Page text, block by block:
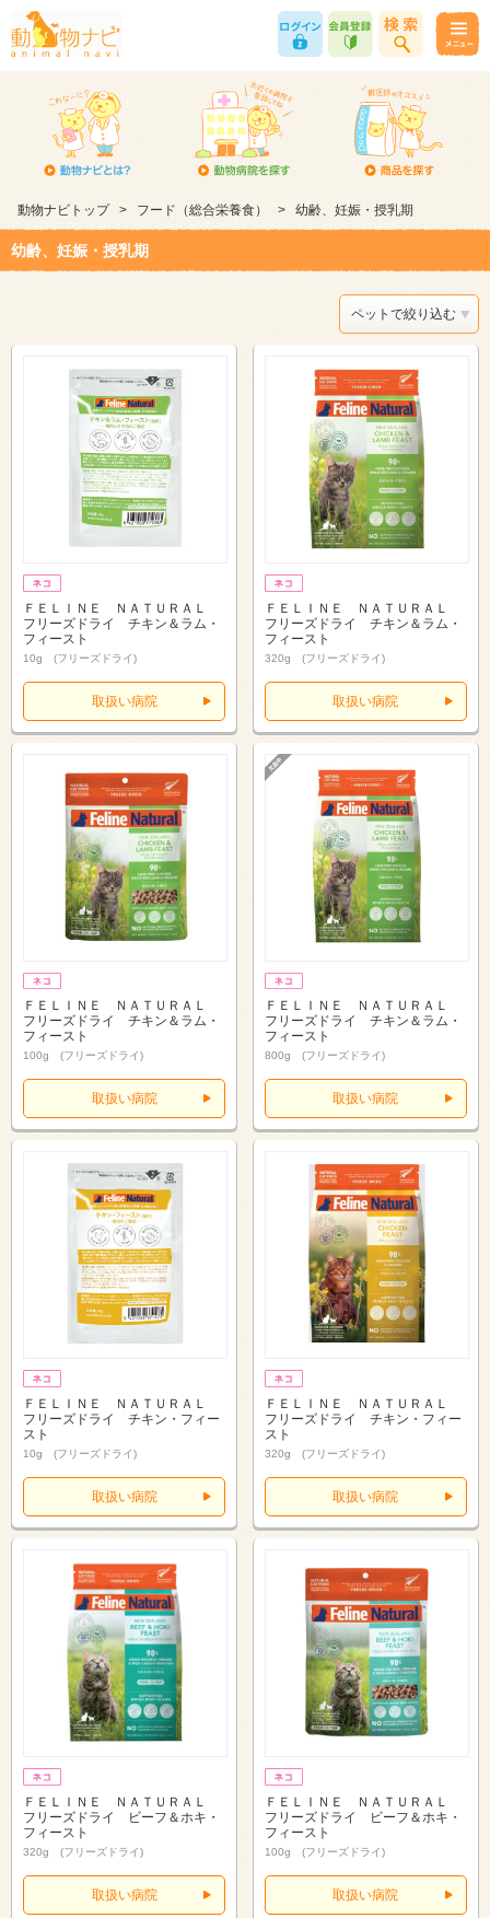
動物ナビトップ > フード（総合栄養食） > 幼齢、妊娠・授乳期
幼齢、妊娠・授乳期
ペットで絞り込む
ＦＥＬＩＮＥ ＮＡＴＵＲＡＬ
フリーズドライ チキン＆ラム・
フィースト
10g (フリーズドライ)
取扱い病院
ＦＥＬＩＮＥ ＮＡＴＵＲＡＬ
フリーズドライ チキン＆ラム・
フィースト
320g (フリーズドライ)
取扱い病院
ＦＥＬＩＮＥ ＮＡＴＵＲＡＬ
フリーズドライ チキン＆ラム・
フィースト
100g (フリーズドライ)
取扱い病院
ＦＥＬＩＮＥ ＮＡＴＵＲＡＬ
フリーズドライ チキン＆ラム・
フィースト
800g (フリーズドライ)
取扱い病院
ＦＥＬＩＮＥ ＮＡＴＵＲＡＬ
フリーズドライ チキン・フィー
スト
10g (フリーズドライ)
取扱い病院
ＦＥＬＩＮＥ ＮＡＴＵＲＡＬ
フリーズドライ チキン・フィー
スト
320g (フリーズドライ)
取扱い病院
ＦＥＬＩＮＥ ＮＡＴＵＲＡＬ
フリーズドライ ビーフ＆ホキ・
フィースト
320g (フリーズドライ)
取扱い病院
ＦＥＬＩＮＥ ＮＡＴＵＲＡＬ
フリーズドライ ビーフ＆ホキ・
フィースト
100g (フリーズドライ)
取扱い病院